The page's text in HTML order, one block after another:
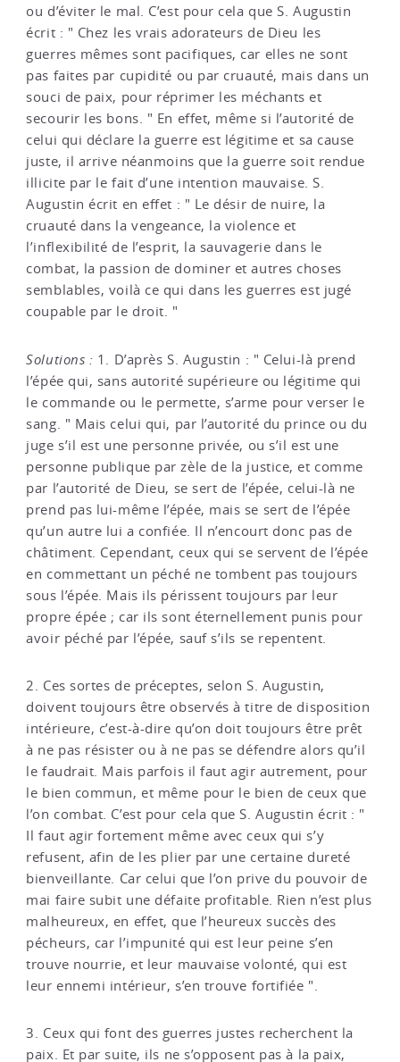
ou d’éviter le mal. C’est pour cela que S. Augustin
écrit : " Chez les vrais adorateurs de Dieu les
guerres mêmes sont pacifiques, car elles ne sont
pas faites par cupidité ou par cruauté, mais dans un
souci de paix, pour réprimer les méchants et
secourir les bons. " En effet, même si l’autorité de
celui qui déclare la guerre est légitime et sa cause
juste, il arrive néanmoins que la guerre soit rendue
illicite par le fait d’une intention mauvaise. S.
Augustin écrit en effet : " Le désir de nuire, la
cruauté dans la vengeance, la violence et
l’inflexibilité de l’esprit, la sauvagerie dans le
combat, la passion de dominer et autres choses
semblables, voilà ce qui dans les guerres est jugé
coupable par le droit. "
Solutions : 1. D’après S. Augustin : " Celui-là prend
l’épée qui, sans autorité supérieure ou légitime qui
le commande ou le permette, s’arme pour verser le
sang. " Mais celui qui, par l’autorité du prince ou du
juge s’il est une personne privée, ou s’il est une
personne publique par zèle de la justice, et comme
par l’autorité de Dieu, se sert de l’épée, celui-là ne
prend pas lui-même l’épée, mais se sert de l’épée
qu’un autre lui a confiée. Il n’encourt donc pas de
châtiment. Cependant, ceux qui se servent de l’épée
en commettant un péché ne tombent pas toujours
sous l’épée. Mais ils périssent toujours par leur
propre épée ; car ils sont éternellement punis pour
avoir péché par l’épée, sauf s’ils se repentent.
2. Ces sortes de préceptes, selon S. Augustin,
doivent toujours être observés à titre de disposition
intérieure, c’est-à-dire qu’on doit toujours être prêt
à ne pas résister ou à ne pas se défendre alors qu’il
le faudrait. Mais parfois il faut agir autrement, pour
le bien commun, et même pour le bien de ceux que
l’on combat. C’est pour cela que S. Augustin écrit : "
Il faut agir fortement même avec ceux qui s’y
refusent, afin de les plier par une certaine dureté
bienveillante. Car celui que l’on prive du pouvoir de
mai faire subit une défaite profitable. Rien n’est plus
malheureux, en effet, que l’heureux succès des
pécheurs, car l’impunité qui est leur peine s’en
trouve nourrie, et leur mauvaise volonté, qui est
leur ennemi intérieur, s’en trouve fortifiée ".
3. Ceux qui font des guerres justes recherchent la
paix. Et par suite, ils ne s’opposent pas à la paix,